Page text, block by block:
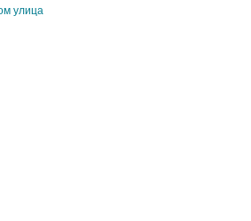
улица